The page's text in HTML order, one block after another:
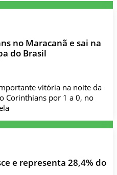
no Maracanã e sai na
do Brasil
vitória na noite da
Corinthians por 1 a 0, no
e representa 28,4% do